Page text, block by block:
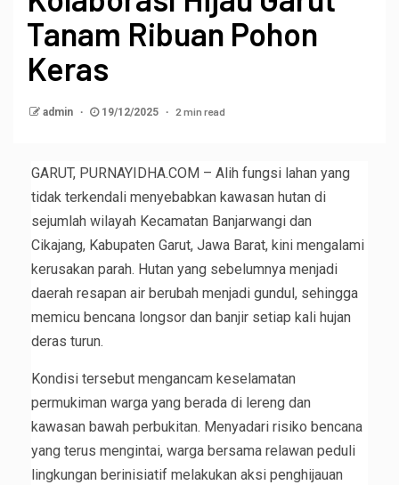
Tanam Ribuan Pohon
Keras
admin 19/12/2025 2 min read
GARUT, PURNAYIDHA.COM – Alih fungsi lahan yang
tidak terkendali menyebabkan kawasan hutan di
sejumlah wilayah Kecamatan Banjarwangi dan
Cikajang, Kabupaten Garut, Jawa Barat, kini mengalami
kerusakan parah. Hutan yang sebelumnya menjadi
daerah resapan air berubah menjadi gundul, sehingga
memicu bencana longsor dan banjir setiap kali hujan
deras turun.
Kondisi tersebut mengancam keselamatan
permukiman warga yang berada di lereng dan
kawasan bawah perbukitan. Menyadari risiko bencana
yang terus mengintai, warga bersama relawan peduli
lingkungan berinisiatif melakukan aksi penghijauan